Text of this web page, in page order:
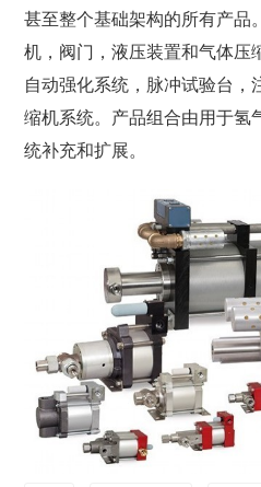
甚至整个基础架构的所有产品
机，阀门，液压装置和气体压
自动强化系统，脉冲试验台，
缩机系统。产品组合由用于氢
统补充和扩展。